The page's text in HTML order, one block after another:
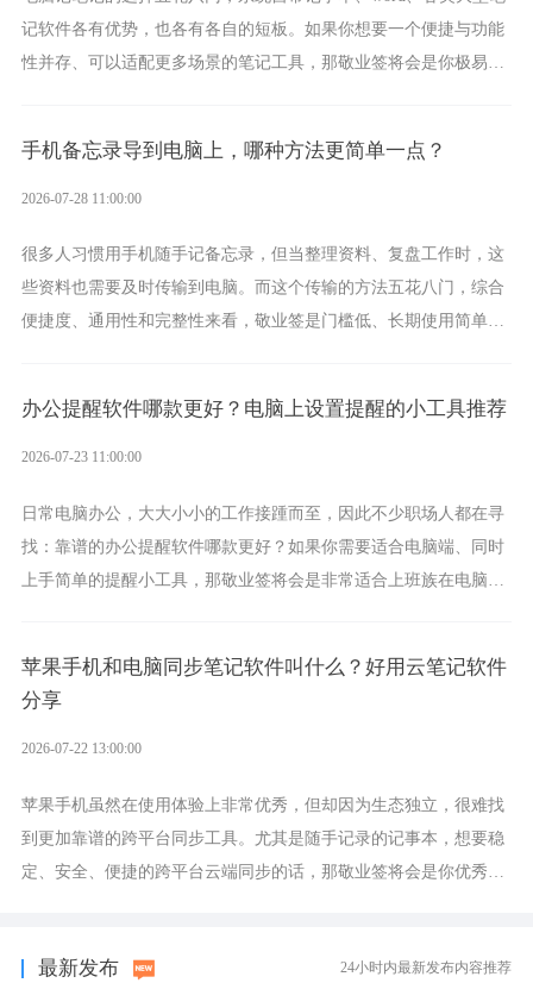
记软件各有优势，也各有各自的短板。如果你想要一个便捷与功能
性并存、可以适配更多场景的笔记工具，那敬业签将会是你极易上
手机备忘录导到电脑上，哪种方法更简单一点？
2026-07-28 11:00:00
很多人习惯用手机随手记备忘录，但当整理资料、复盘工作时，这
些资料也需要及时传输到电脑。而这个传输的方法五花八门，综合
便捷度、通用性和完整性来看，敬业签是门槛低、长期使用简单的
办公提醒软件哪款更好？电脑上设置提醒的小工具推荐
2026-07-23 11:00:00
日常电脑办公，大大小小的工作接踵而至，因此不少职场人都在寻
找：靠谱的办公提醒软件哪款更好？如果你需要适合电脑端、同时
上手简单的提醒小工具，那敬业签将会是非常适合上班族在电脑上
苹果手机和电脑同步笔记软件叫什么？好用云笔记软件
分享
2026-07-22 13:00:00
苹果手机虽然在使用体验上非常优秀，但却因为生态独立，很难找
到更加靠谱的跨平台同步工具。尤其是随手记录的记事本，想要稳
定、安全、便捷的跨平台云端同步的话，那敬业签将会是你优秀的
最新发布 24小时内最新发布内容推荐